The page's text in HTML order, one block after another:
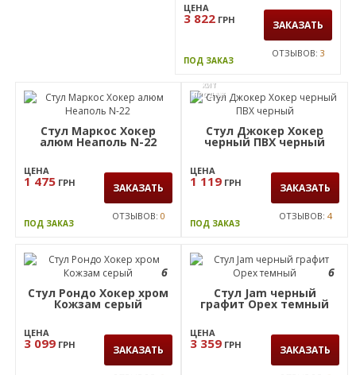
ЦЕНА
3 822 ГРН ЗАКАЗАТЬ
ПОД ЗАКАЗ
ОТЗЫВОВ:3
Стул Маркос Хокер
алюм Неаполь N-22
ЦЕНА
1 475 ГРН ЗАКАЗАТЬ
ПОД ЗАКАЗ
ОТЗЫВОВ:0
ХИТ
ПРОДАЖ
Стул Джокер Хокер
черный ПВХ черный
ЦЕНА
1 119 ГРН ЗАКАЗАТЬ
ПОД ЗАКАЗ
ОТЗЫВОВ: 4
6
Стул Рондо Хокер хром
Кожзам серый
ЦЕНА
3 099 ГРН ЗАКАЗАТЬ
6
Стул Jam черный
графит Орех темный
ЦЕНА
3 359 ГРН ЗАКАЗАТЬ